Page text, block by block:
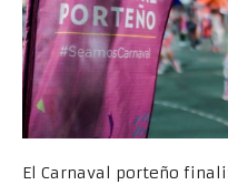
El Carnaval porteño